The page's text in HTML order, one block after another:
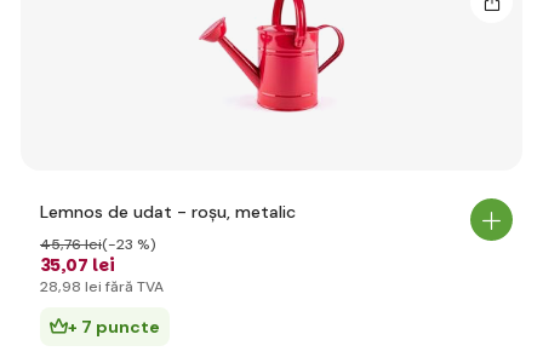
Lemnos de udat - roșu, metalic
35,07 lei
45,76 lei(-23 %)
28,98 lei fără TVA
+ 7 puncte